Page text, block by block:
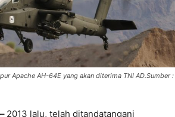
Apache AH-64E yang akan diterima TNI AD.Sumber :
2013 lalu, telah ditandatangani